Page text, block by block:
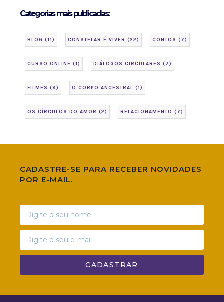
Categorias mais publicadas:
BLOG (11) CONSTELAR É VIVER (22) CONTOS (7)
CURSO ONLINE (1) DIÁLOGOS CIRCULARES (7)
FILMES (9) O CORPO ANCESTRAL (1)
OS CÍRCULOS DO AMOR (2) RELACIONAMENTO (7)
CADASTRE-SE PARA RECEBER NOVIDADES
POR E-MAIL.
CADASTRAR